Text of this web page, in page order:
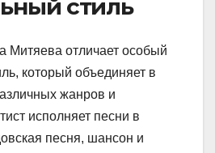
стиль
Митяева отличает особый
который объединяет в
жанров и
исполняет песни в
песня, шансон и